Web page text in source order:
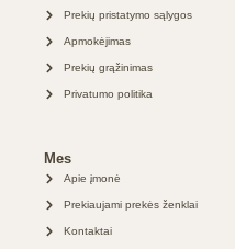
Prekių pristatymo sąlygos
Apmokėjimas
Prekių grąžinimas
Privatumo politika
Mes
Apie įmonė
Prekiaujami prekės ženklai
Kontaktai